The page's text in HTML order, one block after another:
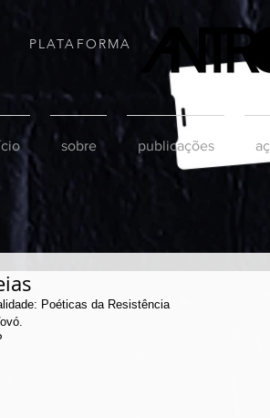
PLATAFORMA
sobre publicações
Poéticas da Resistência